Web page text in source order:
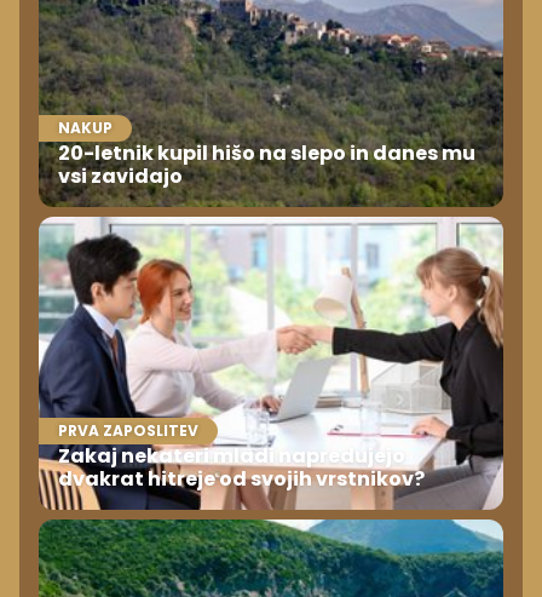
NAKUP
20-letnik kupil hišo na slepo in danes mu
vsi zavidajo
PRVA ZAPOSLITEV
Zakaj nekateri mladi napredujejo
dvakrat hitreje od svojih vrstnikov?